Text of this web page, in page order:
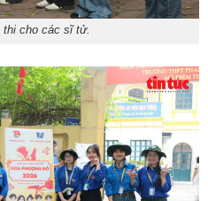
thi cho các sĩ tử.